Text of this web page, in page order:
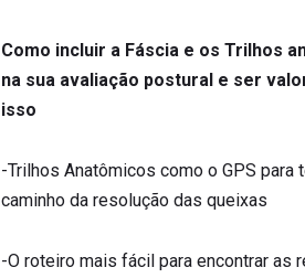
Como incluir a Fáscia e os Trilhos
na sua avaliação postural e ser
isso
-Trilhos Anatômicos como o GPS para
caminho da resolução das queixas
-O roteiro mais fácil para encontrar as